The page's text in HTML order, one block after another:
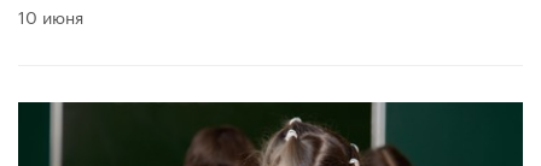
10 июня